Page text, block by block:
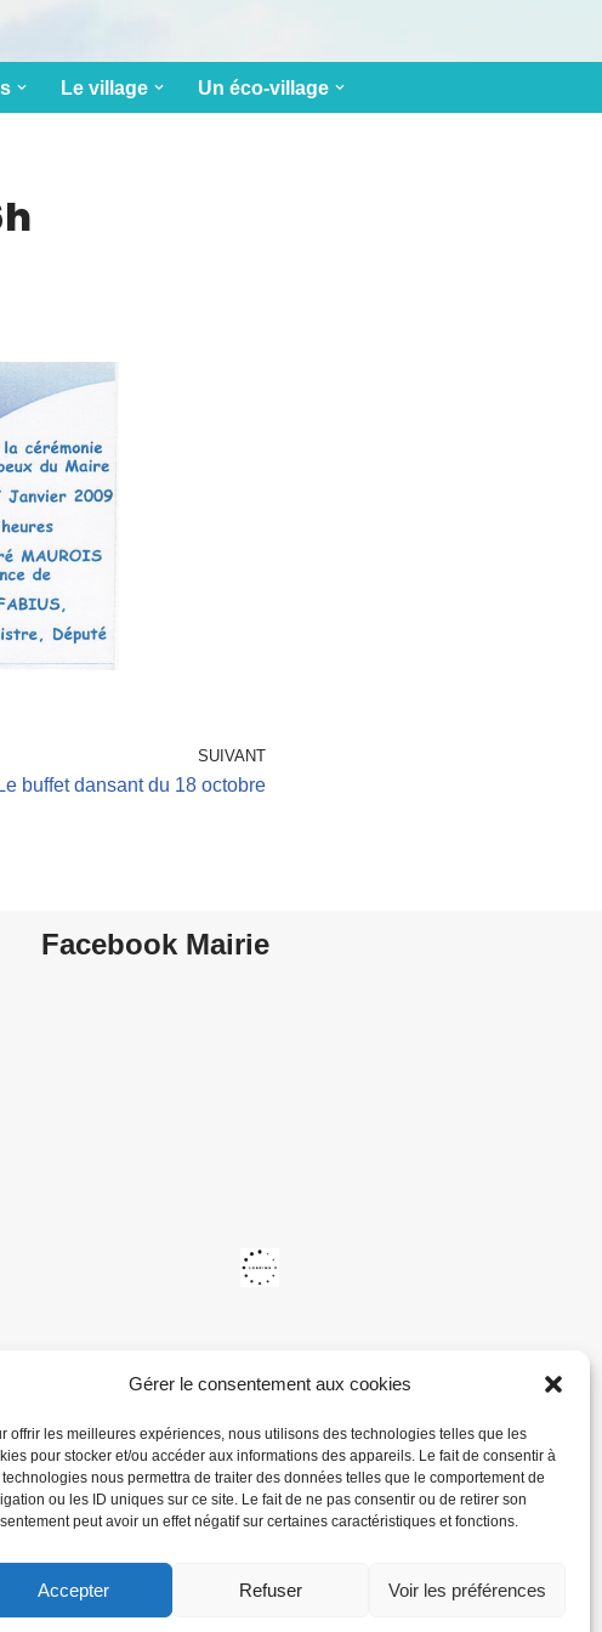
Gérer le consentement aux cookies
offrir les meilleures expériences, nous utilisons des technologies telles que les
pour stocker et/ou accéder aux informations des appareils. Le fait de consentir à
technologies nous permettra de traiter des données telles que le comportement de
ou les ID uniques sur ce site. Le fait de ne pas consentir ou de retirer son
peut avoir un effet négatif sur certaines caractéristiques et fonctions.
Accepter Refuser Voir les préférences
Le village Un éco-village
SUIVANT
Le buffet dansant du 18 octobre
Facebook Mairie